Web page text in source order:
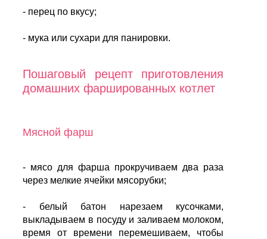
- перец по вкусу;
- мука или сухари для панировки.
Пошаговый рецепт приготовления
домашних фаршированных котлет
Мясной фарш
- мясо для фарша прокручиваем два раза
через мелкие ячейки мясорубки;
- белый батон нарезаем кусочками,
выкладываем в посуду и заливаем молоком,
время от времени перемешиваем, чтобы